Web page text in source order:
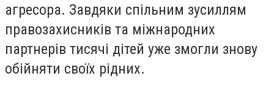
агресора. Завдяки спільним зусиллям
правозахисників та міжнародних
партнерів тисячі дітей уже змогли знову
обійняти своїх рідних.